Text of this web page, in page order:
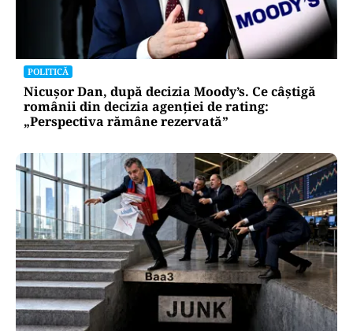
POLITICĂ
Nicușor Dan, după decizia Moody’s. Ce câștigă
românii din decizia agenției de rating:
„Perspectiva rămâne rezervată”